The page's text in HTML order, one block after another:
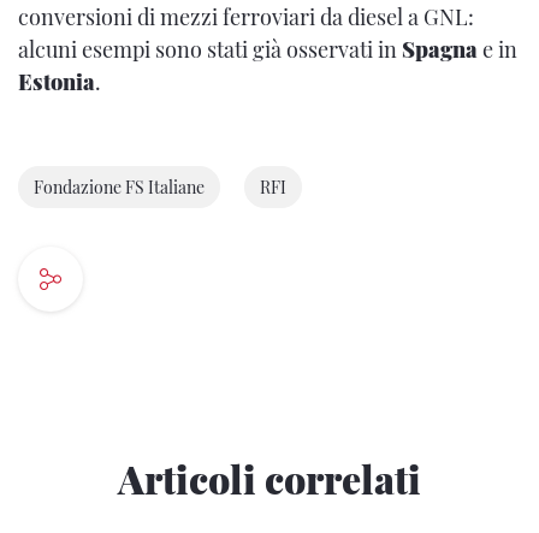
conversioni di mezzi ferroviari da diesel a GNL:
alcuni esempi sono stati già osservati in Spagna e in
Estonia.
Fondazione FS Italiane RFI
Articoli correlati